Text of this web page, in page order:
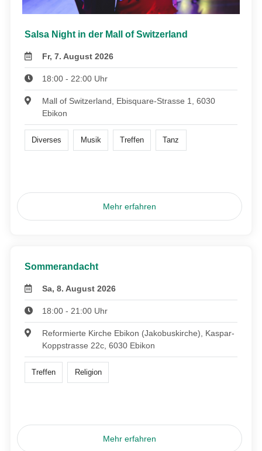
Salsa Night in der Mall of Switzerland
Fr, 7. August 2026
18:00 - 22:00 Uhr
Mall of Switzerland, Ebisquare-Strasse 1, 6030
Ebikon
Diverses Musik Treffen Tanz
Mehr erfahren
Sommerandacht
Sa, 8. August 2026
18:00 - 21:00 Uhr
Reformierte Kirche Ebikon (Jakobuskirche), Kaspar-
Koppstrasse 22c, 6030 Ebikon
Treffen Religion
Mehr erfahren